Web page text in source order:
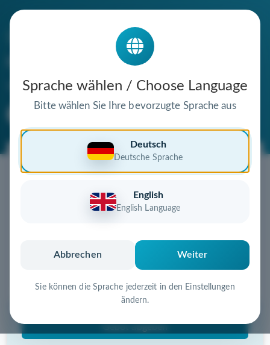
Sprache wählen / Choose Language
Bitte wählen Sie Ihre bevorzugte Sprache aus
Deutsch
Deutsche Sprache
English
English Language
Abbrechen Weiter
Sie können die Sprache jederzeit in den Einstellungen
ändern.
ragazzireisen.de
steht zum Verkauf
Jetzt diese Wunschdomain
Diese Domain könnte schon bald Ihnen gehören!
Schnell, sicher und unkompliziert zur eigenen
Gebot abgeben